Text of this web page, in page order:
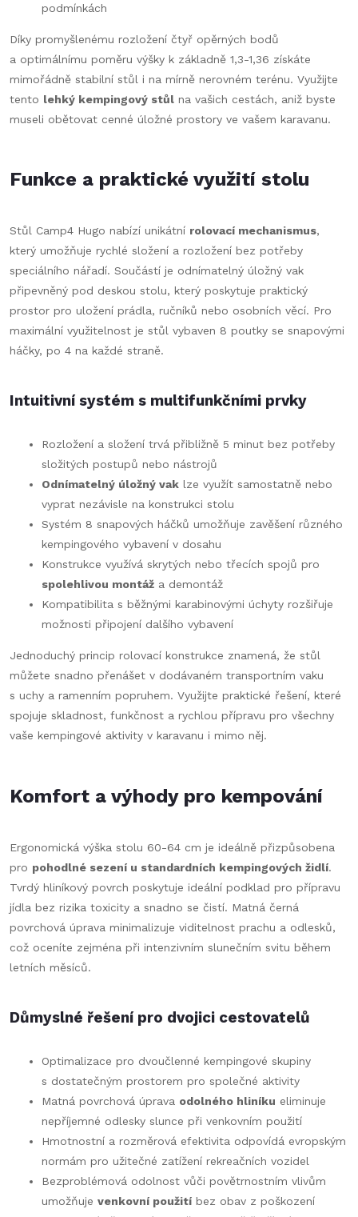
podmínkách
Díky promyšlenému rozložení čtyř opěrných bodů
a optimálnímu poměru výšky k základně 1,3-1,36 získáte
mimořádně stabilní stůl i na mírně nerovném terénu. Využijte
tento lehký kempingový stůl na vašich cestách, aniž byste
museli obětovat cenné úložné prostory ve vašem karavanu.
Funkce a praktické využití stolu
Stůl Camp4 Hugo nabízí unikátní rolovací mechanismus,
který umožňuje rychlé složení a rozložení bez potřeby
speciálního nářadí. Součástí je odnímatelný úložný vak
připevněný pod deskou stolu, který poskytuje praktický
prostor pro uložení prádla, ručníků nebo osobních věcí. Pro
maximální využitelnost je stůl vybaven 8 poutky se snapovými
háčky, po 4 na každé straně.
Intuitivní systém s multifunkčními prvky
Rozložení a složení trvá přibližně 5 minut bez potřeby
složitých postupů nebo nástrojů
Odnímatelný úložný vak lze využít samostatně nebo
vyprat nezávisle na konstrukci stolu
Systém 8 snapových háčků umožňuje zavěšení různého
kempingového vybavení v dosahu
Konstrukce využívá skrytých nebo třecích spojů pro
spolehlivou montáž a demontáž
Kompatibilita s běžnými karabinovými úchyty rozšiřuje
možnosti připojení dalšího vybavení
Jednoduchý princip rolovací konstrukce znamená, že stůl
můžete snadno přenášet v dodávaném transportním vaku
s uchy a ramenním popruhem. Využijte praktické řešení, které
spojuje skladnost, funkčnost a rychlou přípravu pro všechny
vaše kempingové aktivity v karavanu i mimo něj.
Komfort a výhody pro kempování
Ergonomická výška stolu 60-64 cm je ideálně přizpůsobena
pro pohodlné sezení u standardních kempingových židlí.
Tvrdý hliníkový povrch poskytuje ideální podklad pro přípravu
jídla bez rizika toxicity a snadno se čistí. Matná černá
povrchová úprava minimalizuje viditelnost prachu a odlesků,
což oceníte zejména při intenzivním slunečním svitu během
letních měsíců.
Důmyslné řešení pro dvojici cestovatelů
Optimalizace pro dvoučlenné kempingové skupiny
s dostatečným prostorem pro společné aktivity
Matná povrchová úprava odolného hliníku eliminuje
nepříjemné odlesky slunce při venkovním použití
Hmotnostní a rozměrová efektivita odpovídá evropským
normám pro užitečné zatížení rekreačních vozidel
Bezproblémová odolnost vůči povětrnostním vlivům
umožňuje venkovní použití bez obav z poškození